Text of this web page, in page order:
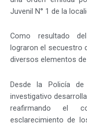
Juvenil N° 1 de la
Como resultado
lograron el secuestro
diversos elementos
Desde la Policía
investigativo
reafirmando el
esclarecimiento de